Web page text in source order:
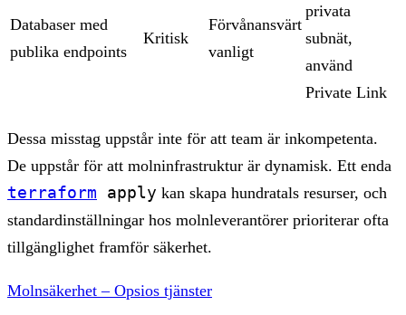
Databaser med
publika endpoints
Kritisk
Förvånansvärt
vanligt
privata
subnät,
använd
Private Link
Dessa misstag uppstår inte för att team är inkompetenta.
De uppstår för att molninfrastruktur är dynamisk. Ett enda
terraform apply kan skapa hundratals resurser, och
standardinställningar hos molnleverantörer prioriterar ofta
tillgänglighet framför säkerhet.
Molnsäkerhet – Opsios tjänster